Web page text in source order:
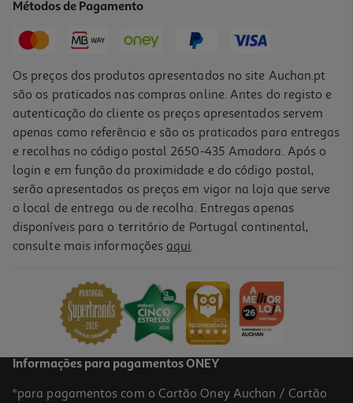
Métodos de Pagamento
Os preços dos produtos apresentados no site Auchan.pt
são os praticados nas compras online. Antes do registo e
autenticação do cliente os preços apresentados servem
apenas como referência e são os praticados para entregas
e recolhas no código postal 2650-435 Amadora. Após o
login e em função da proximidade e do código postal,
serão apresentados os preços em vigor na loja que serve
o local de entrega ou de recolha. Entregas apenas
disponíveis para o território de Portugal continental,
consulte mais informações aqui.
Informações para pagamentos ONEY
*para pagamentos com o Cartão Oney Auchan / Cartão